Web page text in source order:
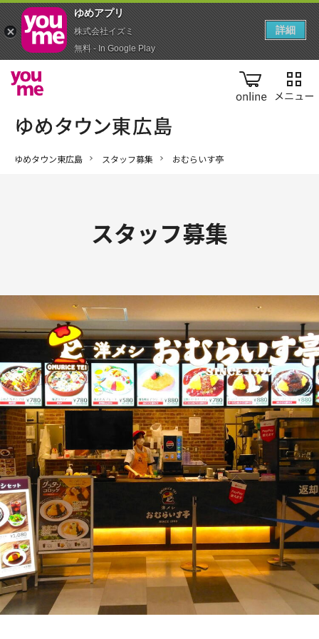
online
ゆめタウン東広島 スタッフ募集 おむらいす亭
スタッフ募集
ゆめアプ‪リ‬
株式会社イズミ
無料 - In Google Play
詳細